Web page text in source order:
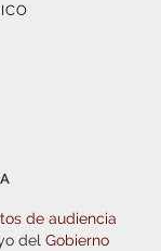
de audiencia
del Gobierno